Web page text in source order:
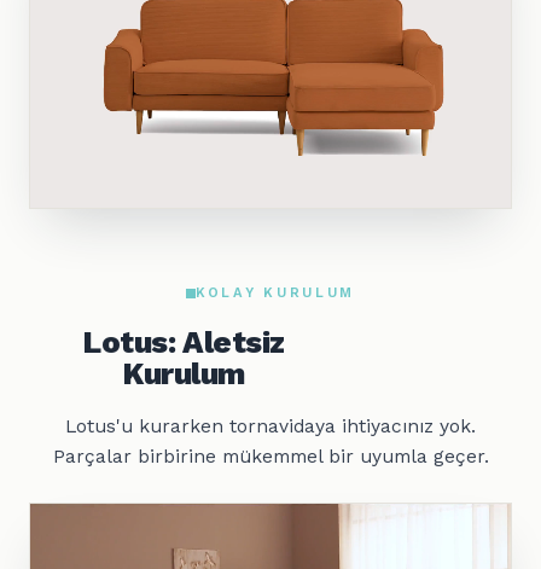
KOLAY KURULUM
Lotus: Aletsiz
Kurulum
Lotus'u kurarken tornavidaya ihtiyacınız yok.
Parçalar birbirine mükemmel bir uyumla geçer.